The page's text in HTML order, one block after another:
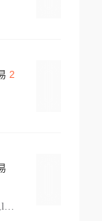
2